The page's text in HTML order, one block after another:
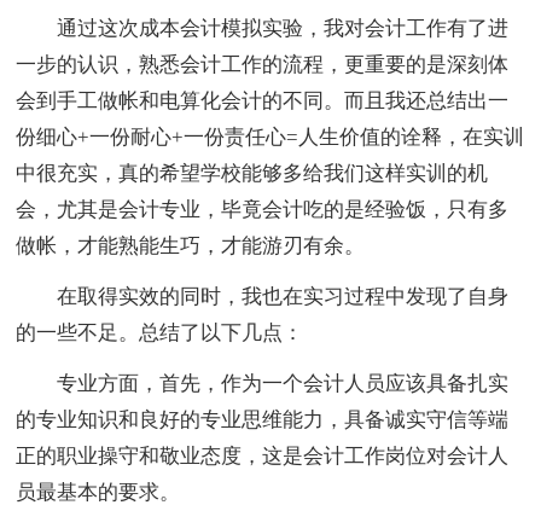
通过这次成本会计模拟实验，我对会计工作有了进
一步的认识，熟悉会计工作的流程，更重要的是深刻体
会到手工做帐和电算化会计的不同。而且我还总结出一
份细心+一份耐心+一份责任心=人生价值的诠释，在实训
中很充实，真的希望学校能够多给我们这样实训的机
会，尤其是会计专业，毕竟会计吃的是经验饭，只有多
做帐，才能熟能生巧，才能游刃有余。
在取得实效的同时，我也在实习过程中发现了自身
的一些不足。总结了以下几点：
专业方面，首先，作为一个会计人员应该具备扎实
的专业知识和良好的专业思维能力，具备诚实守信等端
正的职业操守和敬业态度，这是会计工作岗位对会计人
员最基本的要求。